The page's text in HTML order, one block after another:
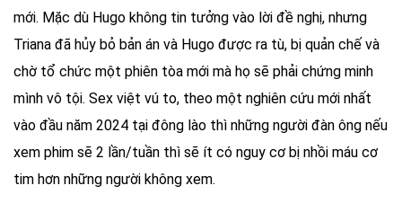
mới. Mặc dù Hugo không tin tưởng vào lời đề nghị, nhưng
Triana đã hủy bỏ bản án và Hugo được ra tù, bị quản chế và
chờ tổ chức một phiên tòa mới mà họ sẽ phải chứng minh
mình vô tội. Sex việt vú to, theo một nghiên cứu mới nhất
vào đầu năm 2024 tại đông lào thì những người đàn ông nếu
xem phim sẽ 2 lần/tuần thì sẽ ít có nguy cơ bị nhồi máu cơ
tim hơn những người không xem.